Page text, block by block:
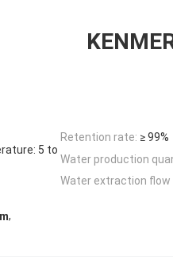
5 to
Retention rate: ≥ 99%
Water production
Water extraction flow
,